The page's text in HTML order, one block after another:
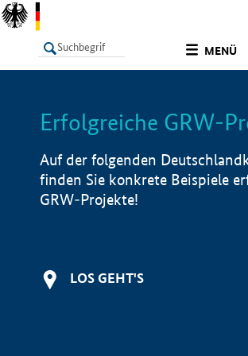
MENÜ
LISTE
Erfolgreiche GRW-
Auf der folgenden
finden Sie konkrete Beispiele
GRW-Projekte!
LOS GEHT'S